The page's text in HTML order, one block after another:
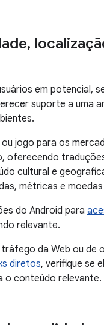
,
em potencial,
suporte a uma
ou jogo para os
oferecendo
cultural e
métricas e
do Android para
relevante.
da Web ou de
diretos, verifique se
o conteúdo relevante.